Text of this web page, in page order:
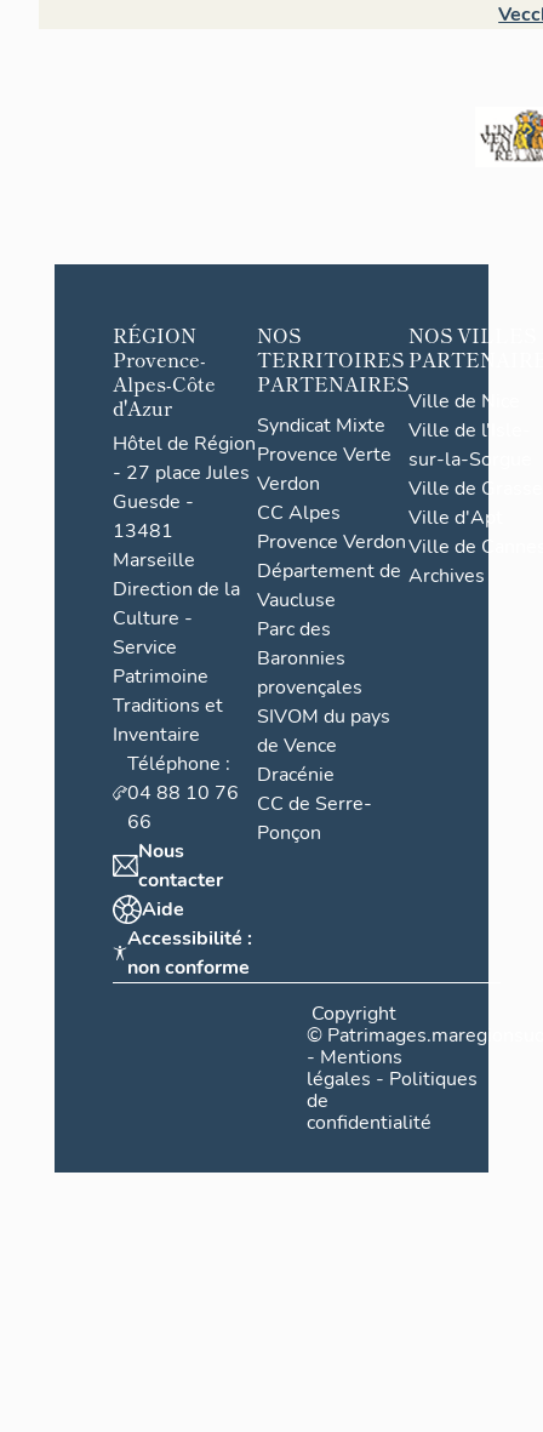
RÉGION
Provence-
Alpes-Côte
d'Azur
Hôtel de Région
- 27 place Jules
Guesde -
13481
Marseille
Direction de la
Culture -
Service
Patrimoine
Traditions et
Inventaire
Téléphone :
04 88 10 76
66
Nous
contacter
Aide
Accessibilité :
non conforme
NOS
TERRITOIRES
PARTENAIRES
Syndicat Mixte
Provence Verte
Verdon
CC Alpes
Provence Verdon
Département de
Vaucluse
Parc des
Baronnies
provençales
SIVOM du pays
de Vence
Dracénie
CC de Serre-
Ponçon
NOS VILLES
Ville de Nice
Ville de l'Isle-
sur-la-Sorgue
Ville de Grasse
Ville d'Apt
Ville de
Archives
Copyright
©
- Mentions
légales - Politiques
de
confidentialité